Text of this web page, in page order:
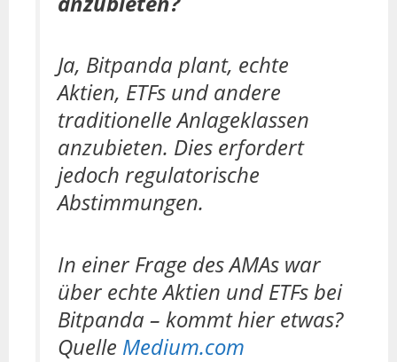
Ja, Bitpanda plant, echte
Aktien, ETFs und andere
traditionelle Anlageklassen
anzubieten. Dies erfordert
jedoch regulatorische
Abstimmungen.
In einer Frage des AMAs war
über echte Aktien und ETFs bei
Bitpanda – kommt hier etwas?
Quelle Medium.com